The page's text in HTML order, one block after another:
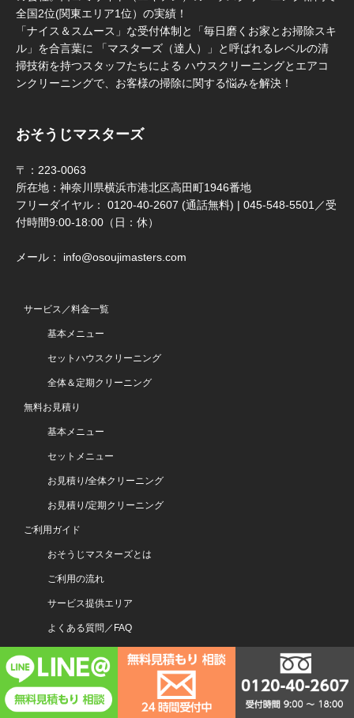
全国2位(関東エリア1位）の実績！
「ナイス＆スムース」な受付体制と「毎日磨くお家とお掃除スキ
ル」を合言葉に 「マスターズ（達人）」と呼ばれるレベルの清
掃技術を持つスタッフたちによる ハウスクリーニングとエアコ
ンクリーニングで、お客様の掃除に関する悩みを解決！
おそうじマスターズ
〒：223-0063
所在地：神奈川県横浜市港北区高田町1946番地
フリーダイヤル： 0120-40-2607 (通話無料) | 045-548-5501／受
付時間9:00-18:00（日：休）
メール： info@osoujimasters.com
サービス／料金一覧
基本メニュー
セットハウスクリーニング
全体＆定期クリーニング
無料お見積り
基本メニュー
セットメニュー
お見積り/全体クリーニング
お見積り/定期クリーニング
ご利用ガイド
おそうじマスターズとは
ご利用の流れ
サービス提供エリア
よくある質問／FAQ
アンケート
お知らせ一覧